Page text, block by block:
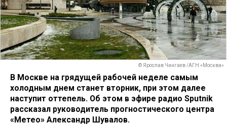
© Ярослав Чингаев /АГН «Москва»
В Москве на грядущей рабочей неделе самым
холодным днем станет вторник, при этом далее
наступит оттепель. Об этом в эфире радио Sputnik
рассказал руководитель прогностического центра
«Метео» Александр Шувалов.